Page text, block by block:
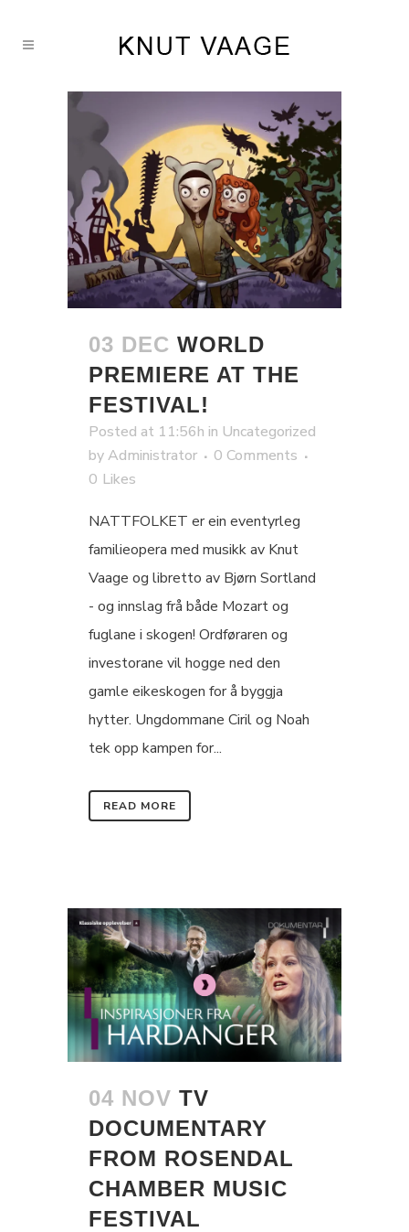
03 DEC WORLD
PREMIERE AT THE
FESTIVAL!
Posted at 11:56h in Uncategorized
byAdministrator
0 Comments
0 Likes
NATTFOLKET er ein eventyrleg
familieopera med musikk av Knut
Vaage og libretto av Bjørn Sortland
- og innslag frå både Mozart og
fuglane i skogen! Ordføraren og
investorane vil hogge ned den
gamle eikeskogen for å byggja
hytter. Ungdommane Ciril og Noah
tek opp kampen for...
READ MORE
04 NOV TV
DOCUMENTARY
FROM ROSENDAL
CHAMBER MUSIC
FESTIVAL